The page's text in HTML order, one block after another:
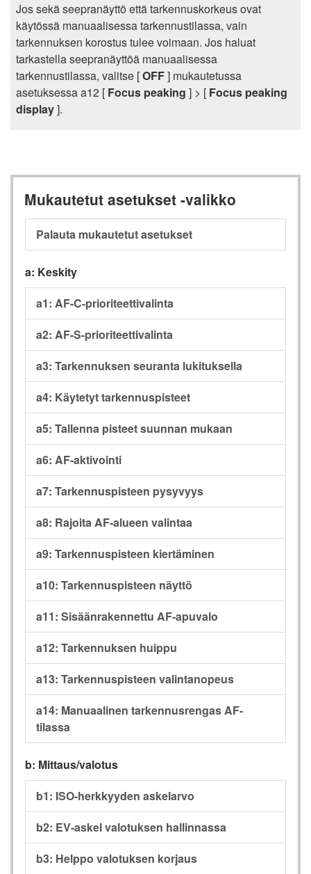
Jos sekä seepranäyttö että tarkennuskorkeus ovat
käytössä manuaalisessa tarkennustilassa, vain
tarkennuksen korostus tulee voimaan. Jos haluat
tarkastella seepranäyttöä manuaalisessa
tarkennustilassa, valitse [OFF] mukautetussa
asetuksessa a12 [ Focus peaking ] > [ Focus peaking
display].
Mukautetut asetukset -valikko
Palauta mukautetut asetukset
a: Keskity
a1: AF-C-prioriteettivalinta
a2: AF-S-prioriteettivalinta
a3: Tarkennuksen seuranta lukituksella
a4: Käytetyt tarkennuspisteet
a5: Tallenna pisteet suunnan mukaan
a6: AF-aktivointi
a7: Tarkennuspisteen pysyvyys
a8: Rajoita AF-alueen valintaa
a9: Tarkennuspisteen kiertäminen
a10: Tarkennuspisteen näyttö
a11: Sisäänrakennettu AF-apuvalo
a12: Tarkennuksen huippu
a13: Tarkennuspisteen valintanopeus
a14: Manuaalinen tarkennusrengas AF-
tilassa
b: Mittaus/valotus
b1: ISO-herkkyyden askelarvo
b2: EV-askel valotuksen hallinnassa
b3: Helppo valotuksen korjaus